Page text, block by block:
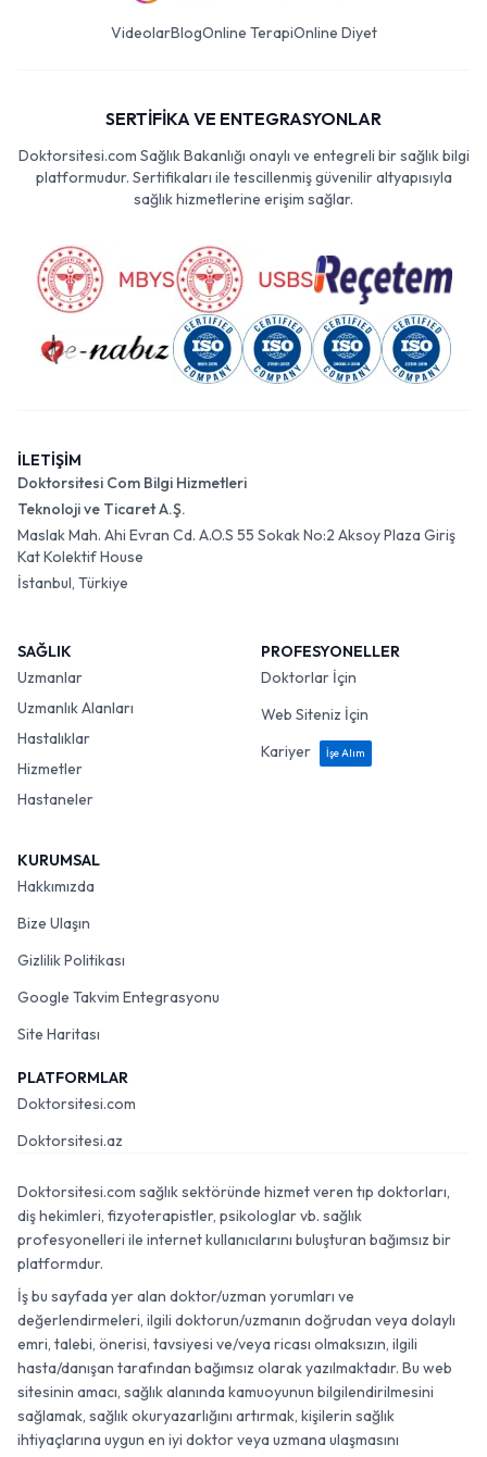
VideolarBlogOnline TerapiOnline Diyet
SERTİFİKA VE ENTEGRASYONLAR
Doktorsitesi.com Sağlık Bakanlığı onaylı ve entegreli bir sağlık bilgi
platformudur. Sertifikaları ile tescillenmiş güvenilir altyapısıyla
sağlık hizmetlerine erişim sağlar.
İLETİŞİM
Doktorsitesi Com Bilgi Hizmetleri
Teknoloji ve Ticaret A.Ş.
Maslak Mah. Ahi Evran Cd. A.O.S 55 Sokak No:2 Aksoy Plaza Giriş
Kat Kolektif House
İstanbul, Türkiye
SAĞLIK
Uzmanlar
Uzmanlık Alanları
Hastalıklar
Hizmetler
Hastaneler
PROFESYONELLER
Doktorlar İçin
Web Siteniz İçin
Kariyer
İşe Alım
KURUMSAL
Hakkımızda
Bize Ulaşın
Gizlilik Politikası
Google Takvim Entegrasyonu
Site Haritası
PLATFORMLAR
Doktorsitesi.com
Doktorsitesi.az
Doktorsitesi.com sağlık sektöründe hizmet veren tıp doktorları,
diş hekimleri, fizyoterapistler, psikologlar vb. sağlık
profesyonelleri ile internet kullanıcılarını buluşturan bağımsız bir
platformdur.
İş bu sayfada yer alan doktor/uzman yorumları ve
değerlendirmeleri, ilgili doktorun/uzmanın doğrudan veya dolaylı
emri, talebi, önerisi, tavsiyesi ve/veya ricası olmaksızın, ilgili
hasta/danışan tarafından bağımsız olarak yazılmaktadır. Bu web
sitesinin amacı, sağlık alanında kamuoyunun bilgilendirilmesini
sağlamak, sağlık okuryazarlığını artırmak, kişilerin sağlık
ihtiyaçlarına uygun en iyi doktor veya uzmana ulaşmasını